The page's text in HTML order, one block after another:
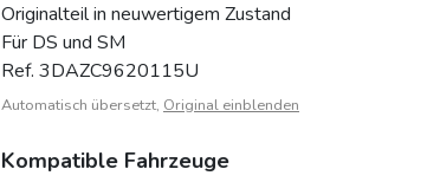
Originalteil in neuwertigem Zustand
Für DS und SM
Ref. 3DAZC9620115U
Automatisch übersetzt, Original einblenden
Kompatible Fahrzeuge